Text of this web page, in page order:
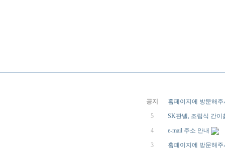
공지 홈페이지에 방문해
5 SK판넬, 조립식 간
4 e-mail 주소 안내
3 홈페이지에 방문해